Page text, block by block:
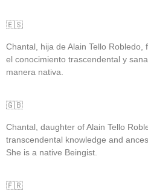
🇪🇸
Chantal, hija de Alain Tello
el conocimiento trascendental y
manera nativa.
🇬🇧
Chantal, daughter of Alain Tello
transcendental knowledge and
She is a native Beingist.
🇫🇷